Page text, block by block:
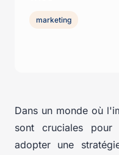
Dans un monde où
sont cruciales pour
adopter une
marketing